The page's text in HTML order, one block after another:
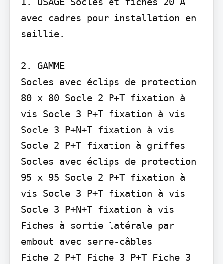
avec cadres pour installation en
saillie.
2. GAMME
Socles avec éclips de protection
80 x 80 Socle 2 P+T fixation à
vis Socle 3 P+T fixation à vis
Socle 3 P+N+T fixation à vis
Socle 2 P+T fixation à griffes
Socles avec éclips de protection
95 x 95 Socle 2 P+T fixation à
vis Socle 3 P+T fixation à vis
Socle 3 P+N+T fixation à vis
Fiches à sortie latérale par
embout avec serre-câbles
Fiche 2 P+T Fiche 3 P+T Fiche 3